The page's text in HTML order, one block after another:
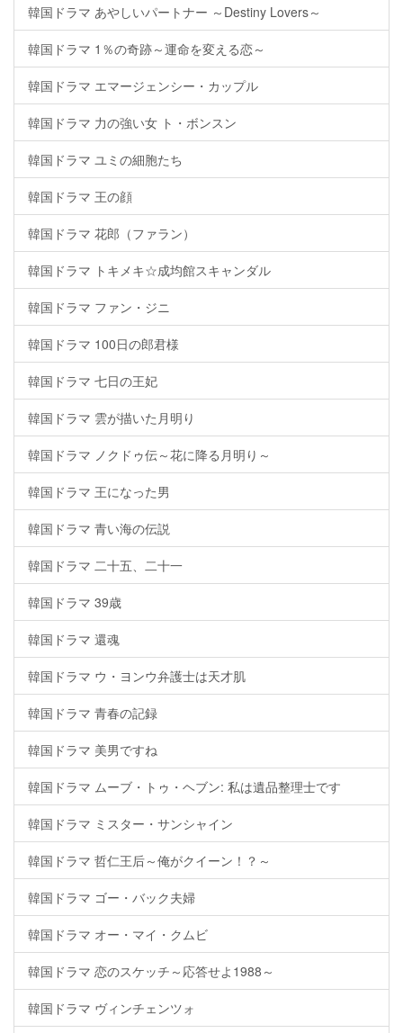
韓国ドラマ あやしいパートナー ～Destiny Lovers～
韓国ドラマ 1％の奇跡～運命を変える恋～
韓国ドラマ エマージェンシー・カップル
韓国ドラマ 力の強い女 ト・ボンスン
韓国ドラマ ユミの細胞たち
韓国ドラマ 王の顔
韓国ドラマ 花郎（ファラン）
韓国ドラマ トキメキ☆成均館スキャンダル
韓国ドラマ ファン・ジニ
韓国ドラマ 100日の郎君様
韓国ドラマ 七日の王妃
韓国ドラマ 雲が描いた月明り
韓国ドラマ ノクドゥ伝～花に降る月明り～
韓国ドラマ 王になった男
韓国ドラマ 青い海の伝説
韓国ドラマ 二十五、二十一
韓国ドラマ 39歳
韓国ドラマ 還魂
韓国ドラマ ウ・ヨンウ弁護士は天才肌
韓国ドラマ 青春の記録
韓国ドラマ 美男ですね
韓国ドラマ ムーブ・トゥ・ヘブン: 私は遺品整理士です
韓国ドラマ ミスター・サンシャイン
韓国ドラマ 哲仁王后～俺がクイーン！？～
韓国ドラマ ゴー・バック夫婦
韓国ドラマ オー・マイ・クムビ
韓国ドラマ 恋のスケッチ～応答せよ1988～
韓国ドラマ ヴィンチェンツォ